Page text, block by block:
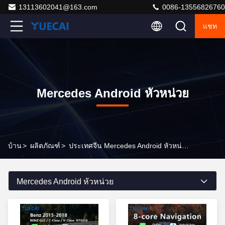
13113602041@163.com 0086-13556826760
แชท
Mercedes Android หัวหน่วย
บ้าน> ผลิตภัณฑ์>
Mercedes Android หัวหน่วย